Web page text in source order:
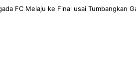
Lagada FC Melaju ke Final usai